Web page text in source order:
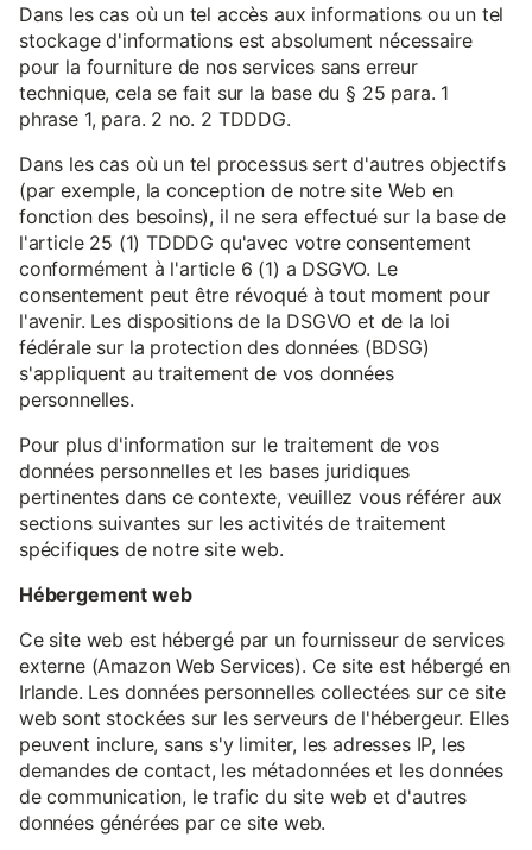
Dans les cas où un tel accès aux informations ou un tel
stockage d'informations est absolument nécessaire
pour la fourniture de nos services sans erreur
technique, cela se fait sur la base du § 25 para. 1
phrase 1, para. 2 no. 2 TDDDG.
Dans les cas où un tel processus sert d'autres objectifs
(par exemple, la conception de notre site Web en
fonction des besoins), il ne sera effectué sur la base de
l'article 25 (1) TDDDG qu'avec votre consentement
conformément à l'article 6 (1) a DSGVO. Le
consentement peut être révoqué à tout moment pour
l'avenir. Les dispositions de la DSGVO et de la loi
fédérale sur la protection des données (BDSG)
s'appliquent au traitement de vos données
personnelles.
Pour plus d'information sur le traitement de vos
données personnelles et les bases juridiques
pertinentes dans ce contexte, veuillez vous référer aux
sections suivantes sur les activités de traitement
spécifiques de notre site web.
Hébergement web
Ce site web est hébergé par un fournisseur de services
externe (Amazon Web Services). Ce site est hébergé en
Irlande. Les données personnelles collectées sur ce site
web sont stockées sur les serveurs de l'hébergeur. Elles
peuvent inclure, sans s'y limiter, les adresses IP, les
demandes de contact, les métadonnées et les données
de communication, le trafic du site web et d'autres
données générées par ce site web.